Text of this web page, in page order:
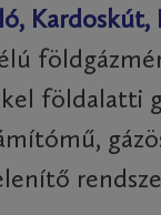
Kardoskút,
földalatti